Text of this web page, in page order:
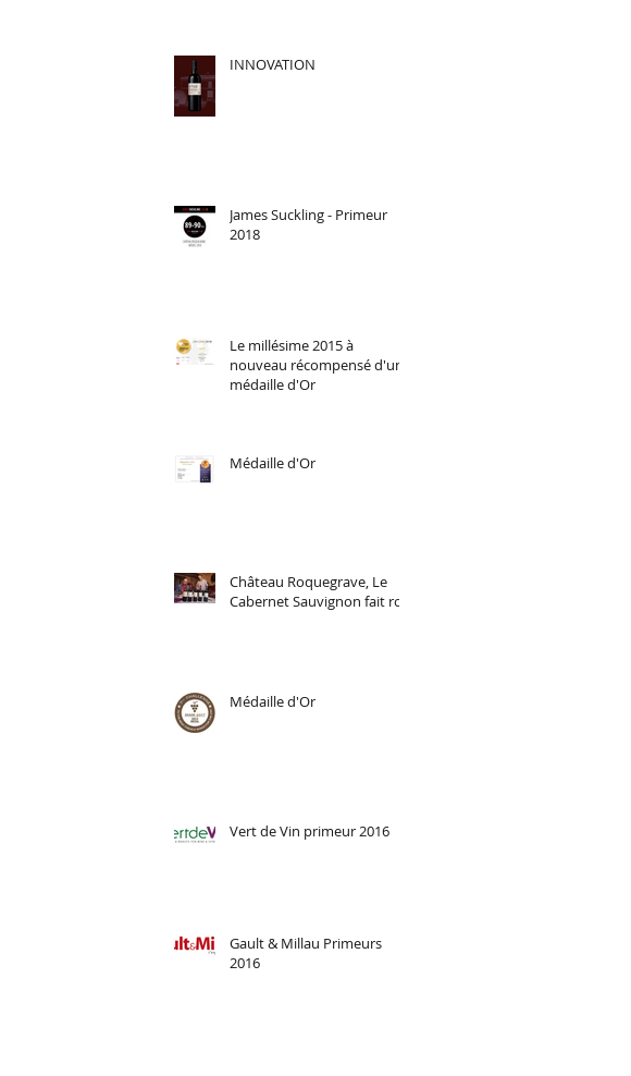
INNOVATION
James Suckling - Primeur
2018
Le millésime 2015 à
nouveau récompensé d'une
médaille d'Or
Médaille d'Or
Château Roquegrave, Le
Cabernet Sauvignon fait roi
Médaille d'Or
Vert de Vin primeur 2016
Gault & Millau Primeurs
2016